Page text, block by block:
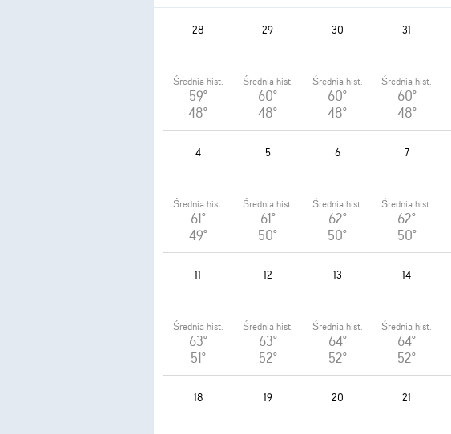
28
Średnia hist.
59°
48°
29
Średnia hist.
60°
48°
30
Średnia hist.
60°
48°
31
Średnia hist.
60°
48°
4
Średnia hist.
61°
49°
5
Średnia hist.
61°
50°
6
Średnia hist.
62°
50°
7
Średnia hist.
62°
50°
11
Średnia hist.
63°
51°
12
Średnia hist.
63°
52°
13
Średnia hist.
64°
52°
14
Średnia hist.
64°
52°
18 19 20 21